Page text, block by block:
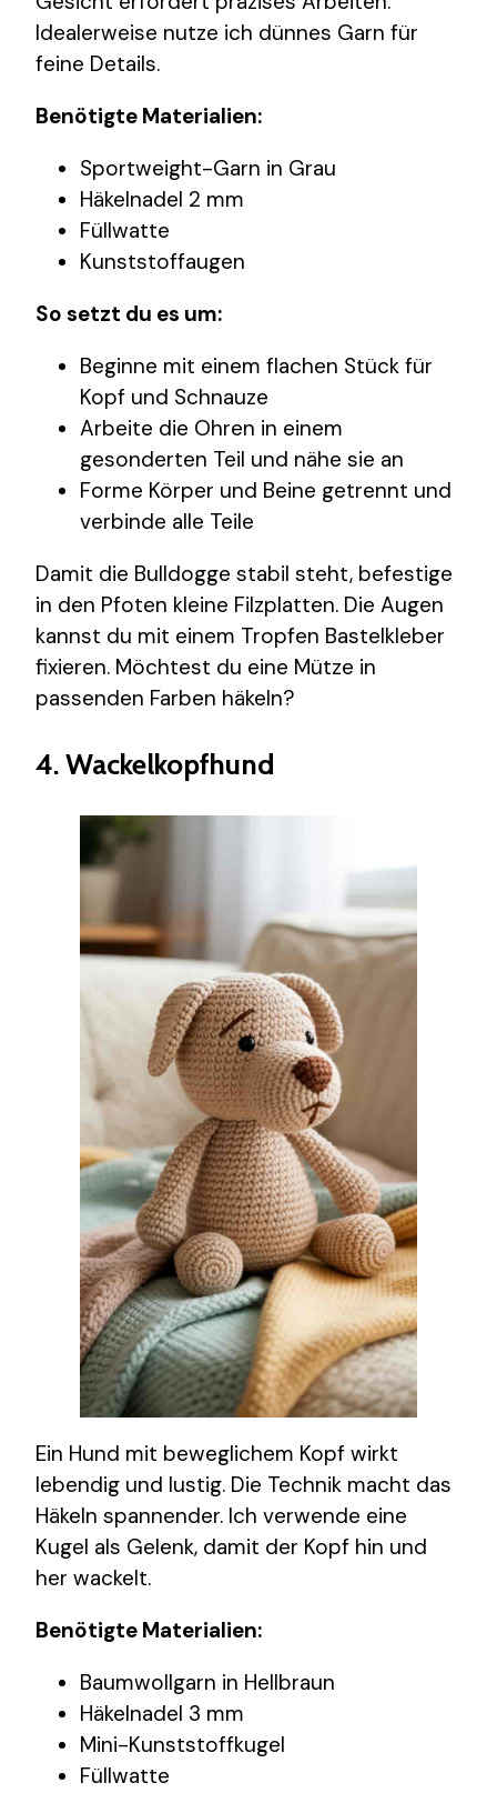
Idealerweise nutze ich dünnes Garn für
feine Details.
Benötigte Materialien:
Sportweight-Garn in Grau
Häkelnadel 2 mm
Füllwatte
Kunststoffaugen
So setzt du es um:
Beginne mit einem flachen Stück für
Kopf und Schnauze
Arbeite die Ohren in einem
gesonderten Teil und nähe sie an
Forme Körper und Beine getrennt und
verbinde alle Teile
Damit die Bulldogge stabil steht, befestige
in den Pfoten kleine Filzplatten. Die Augen
kannst du mit einem Tropfen Bastelkleber
fixieren. Möchtest du eine Mütze in
passenden Farben häkeln?
4. Wackelkopfhund
Ein Hund mit beweglichem Kopf wirkt
lebendig und lustig. Die Technik macht das
Häkeln spannender. Ich verwende eine
Kugel als Gelenk, damit der Kopf hin und
her wackelt.
Benötigte Materialien:
Baumwollgarn in Hellbraun
Häkelnadel 3 mm
Mini-Kunststoffkugel
Füllwatte